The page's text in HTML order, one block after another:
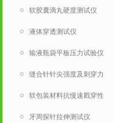
软胶囊滴丸硬度测试仪
液体穿透测试仪
输液瓶袋平板压力试验仪
缝合针针尖强度及刺穿力
软包装材料抗慢速戳穿性
牙周探针拉伸测试仪